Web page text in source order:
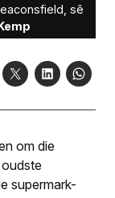
sê
om die
supermark-